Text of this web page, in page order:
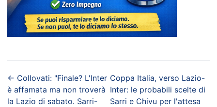
← Collovati: "Finale? L'Inter
è affamata ma non troverà
la Lazio di sabato. Sarri-
Coppa Italia, verso Lazio-
Inter: le probabili scelte di
Sarri e Chivu per l'attesa